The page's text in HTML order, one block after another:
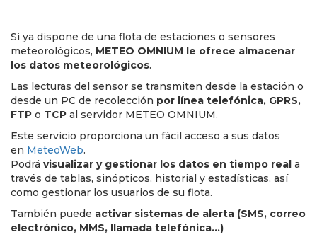
Si ya dispone de una flota de estaciones o sensores
meteorológicos, METEO OMNIUM le ofrece almacenar
los datos meteorológicos.
Las lecturas del sensor se transmiten desde la estación o
desde un PC de recolección por línea telefónica, GPRS,
FTP o TCP al servidor METEO OMNIUM.
Este servicio proporciona un fácil acceso a sus datos
en MeteoWeb.
Podrá visualizar y gestionar los datos en tiempo real a
través de tablas, sinópticos, historial y estadísticas, así
como gestionar los usuarios de su flota.
También puede activar sistemas de alerta (SMS, correo
electrónico, MMS, llamada telefónica...)